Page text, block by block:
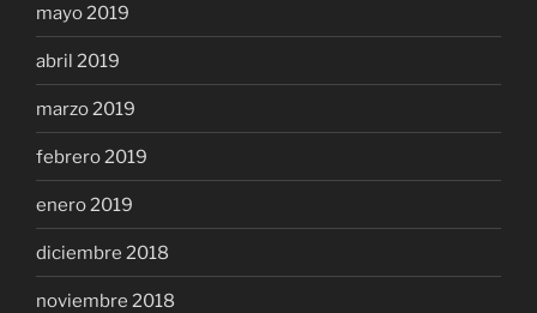
mayo 2019
abril 2019
marzo 2019
febrero 2019
enero 2019
diciembre 2018
noviembre 2018